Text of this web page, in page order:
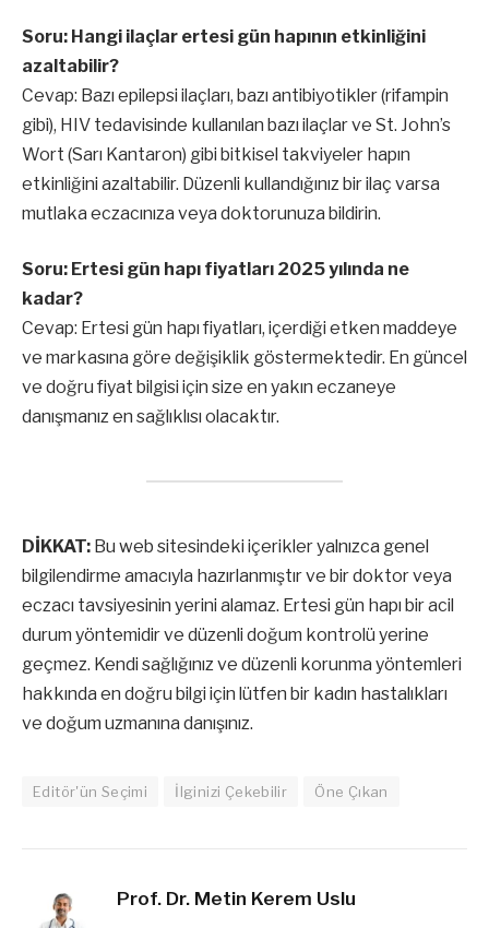
Soru: Hangi ilaçlar ertesi gün hapının etkinliğini
azaltabilir?
Cevap: Bazı epilepsi ilaçları, bazı antibiyotikler (rifampin
gibi), HIV tedavisinde kullanılan bazı ilaçlar ve St. John’s
Wort (Sarı Kantaron) gibi bitkisel takviyeler hapın
etkinliğini azaltabilir. Düzenli kullandığınız bir ilaç varsa
mutlaka eczacınıza veya doktorunuza bildirin.
Soru: Ertesi gün hapı fiyatları 2025 yılında ne
kadar?
Cevap: Ertesi gün hapı fiyatları, içerdiği etken maddeye
ve markasına göre değişiklik göstermektedir. En güncel
ve doğru fiyat bilgisi için size en yakın eczaneye
danışmanız en sağlıklısı olacaktır.
DİKKAT: Bu web sitesindeki içerikler yalnızca genel
bilgilendirme amacıyla hazırlanmıştır ve bir doktor veya
eczacı tavsiyesinin yerini alamaz. Ertesi gün hapı bir acil
durum yöntemidir ve düzenli doğum kontrolü yerine
geçmez. Kendi sağlığınız ve düzenli korunma yöntemleri
hakkında en doğru bilgi için lütfen bir kadın hastalıkları
ve doğum uzmanına danışınız.
Editör'ün Seçimi İlginizi Çekebilir Öne Çıkan
Prof. Dr. Metin Kerem Uslu